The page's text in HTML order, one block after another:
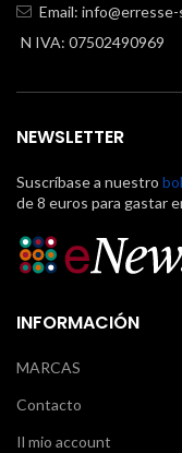
Email:
N IVA: 07502490969
NEWSLETTER
Suscríbase a nuestro
de 8 euros para gastar
INFORMACIÓN
MARCAS
Contacto
Il mio account